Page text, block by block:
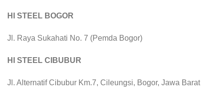
HI STEEL BOGOR
Jl. Raya Sukahati No. 7 (Pemda Bogor)
HI STEEL CIBUBUR
Jl. Alternatif Cibubur Km.7, Cileungsi, Bogor, Jawa Barat